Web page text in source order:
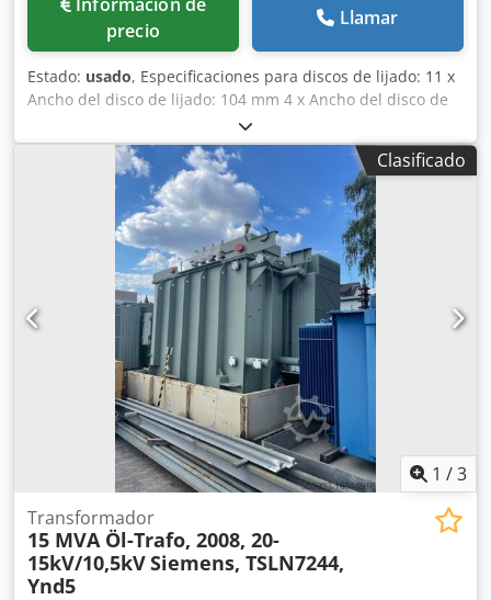
precio
Llamar
Estado: usado, Especificaciones para discos de lijado: 11 x
Ancho del disco de lijado: 104 mm 4 x Ancho del disco de
lijado: 62 mm Diámetro menor del cono de sujeción: 50
mm Diámetro mayor del cono de sujeción: 65 mm Codpfjcu
Idbex Apberf Longitud: 80 mm Diámetro exterior del
reborde: 280 mm Diámetro interior del reborde: 203 mm
Clasificado
1 /3
Transformador
15 MVA Öl-Trafo, 2008, 20-
15kV/10,5kVSiemens, TSLN7244,
Ynd5